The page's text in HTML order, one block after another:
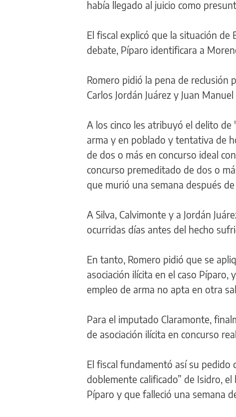
había llegado al juicio como
El fiscal explicó que la situación de
debate, Píparo identificara a
Romero pidió la pena de reclusión
Carlos Jordán Juárez y Juan Manuel
A los cinco les atribuyó el delito
arma y en poblado y tentativa de
de dos o más en concurso ideal
concurso premeditado de dos o
que murió una semana después de
A Silva, Calvimonte y a Jordán
ocurridas días antes del hecho
En tanto, Romero pidió que se
asociación ilícita en el caso
empleo de arma no apta en otra
Para el imputado Claramonte,
de asociación ilícita en concurso
El fiscal fundamentó así su
doblemente calificado” de Isidro,
Píparo y que falleció una semana